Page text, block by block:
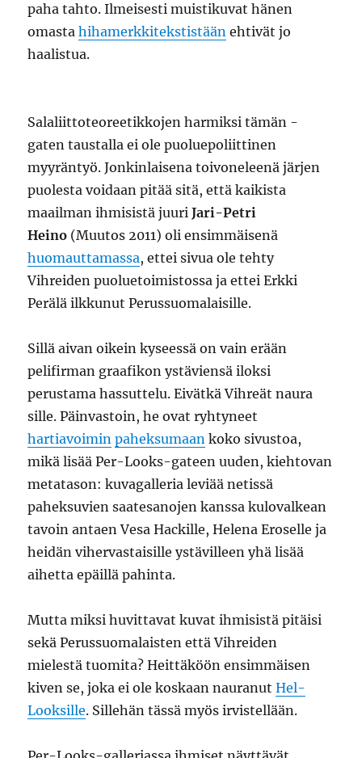
paha tahto. Ilmeisesti muistikuvat hänen
omastahihamerkkitekstistään ehtivät jo
haalistua.
Salaliittoteoreetikkojen harmiksi tämän -
gaten taustalla ei ole puoluepoliittinen
myyräntyö. Jonkinlaisena toivoneleenä järjen
puolesta voidaan pitää sitä, että kaikista
maailman ihmisistä juuriJari-Petri
Heino (Muutos 2011) oli ensimmäisenä
huomauttamassa, ettei sivua ole tehty
Vihreiden puoluetoimistossa ja ettei Erkki
Perälä ilkkunut Perussuomalaisille.
Sillä aivan oikein kyseessä on vain erään
pelifirman graafikon ystäviensä iloksi
perustama hassuttelu. Eivätkä Vihreät naura
sille. Päinvastoin, he ovat ryhtyneet
hartiavoimin paheksumaan koko sivustoa,
mikä lisää Per-Looks-gateen uuden, kiehtovan
metatason: kuvagalleria leviää netissä
paheksuvien saatesanojen kanssa kulovalkean
tavoin antaen Vesa Hackille, Helena Eroselle ja
heidän vihervastaisille ystävilleen yhä lisää
aihetta epäillä pahinta.
Mutta miksi huvittavat kuvat ihmisistä pitäisi
sekä Perussuomalaisten että Vihreiden
mielestä tuomita? Heittäköön ensimmäisen
kiven se, joka ei ole koskaan nauranutHel-
Looksille. Sillehän tässä myös irvistellään.